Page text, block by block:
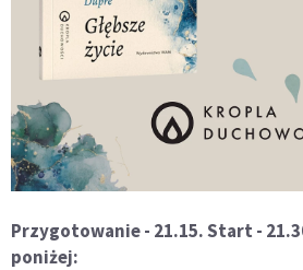
Przygotowanie - 21.15. Start -
poniżej: